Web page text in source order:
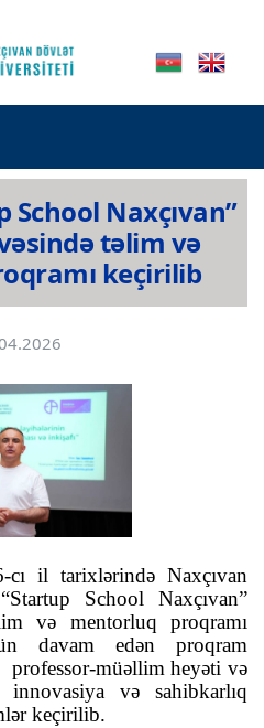
School Naxçıvan”
təlim və
keçirilib
il tarixlərində Naxçıvan
School Naxçıvan”
və mentorluq proqramı
davam edən proqram
professor-müəllim heyəti və
və sahibkarlıq
keçirilib.